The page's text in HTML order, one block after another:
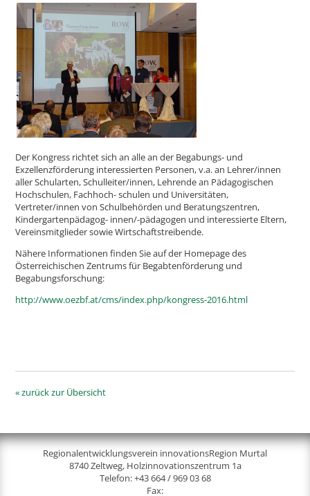
Der Kongress richtet sich an alle an der Begabungs- und
Exzellenzförderung interessierten Personen, v.a. an Lehrer/innen
aller Schularten, Schulleiter/innen, Lehrende an Pädagogischen
Hochschulen, Fachhoch- schulen und Universitäten,
Vertreter/innen von Schulbehörden und Beratungszentren,
Kindergartenpädagog- innen/-pädagogen und interessierte Eltern,
Vereinsmitglieder sowie Wirtschaftstreibende.
Nähere Informationen finden Sie auf der Homepage des
Österreichischen Zentrums für Begabtenförderung und
Begabungsforschung:
http://www.oezbf.at/cms/index.php/kongress-2016.html
« zurück zur Übersicht
Regionalentwicklungsverein innovationsRegion Murtal
8740 Zeltweg, Holzinnovationszentrum 1a
Telefon:+43 664 / 969 03 68
Fax: